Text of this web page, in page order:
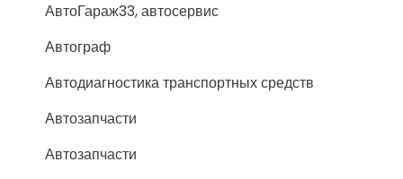
АвтоГараж33, автосервис
Автограф
Автодиагностика транспортных средств
Автозапчасти
Автозапчасти